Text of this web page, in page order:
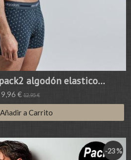
algodón elastico...
9,96 €12,95 €
Añadir a Carrito
-23 %